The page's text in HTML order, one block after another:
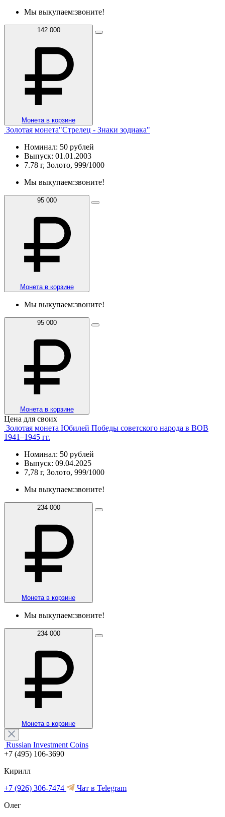
Мы выкупаем:звоните!
142 000
Монета в корзине
Золотая монета"Стрелец - Знаки зодиака"
Номинал: 50 рублей
Выпуск: 01.01.2003
7.78 г, Золото, 999/1000
Мы выкупаем:звоните!
95 000
Монета в корзине
Мы выкупаем:звоните!
95 000
Монета в корзине
Цена для своих
Золотая монета Юбилей Победы советского народа в ВОВ
1941–1945 гг.
Номинал: 50 рублей
Выпуск: 09.04.2025
7,78 г, Золото, 999/1000
Мы выкупаем:звоните!
234 000
Монета в корзине
Мы выкупаем:звоните!
234 000
Монета в корзине
Russian Investment Coins
+7 (495) 106-3690
Кирилл
+7 (926) 306-7474
Чат в Telegram
Олег